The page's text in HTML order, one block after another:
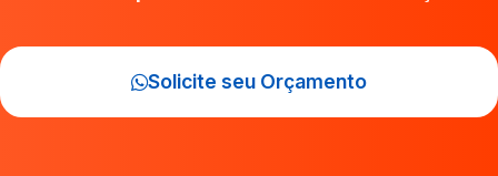
Solicite seu Orçamento